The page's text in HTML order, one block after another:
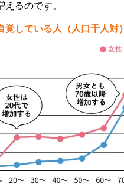
るのです。
覚している人（人口千人対）